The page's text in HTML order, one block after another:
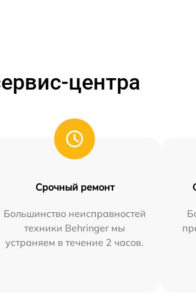
центра
Срочный ремонт
Большинство неисправностей
техники Behringer мы
устраняем в течение 2 часов.